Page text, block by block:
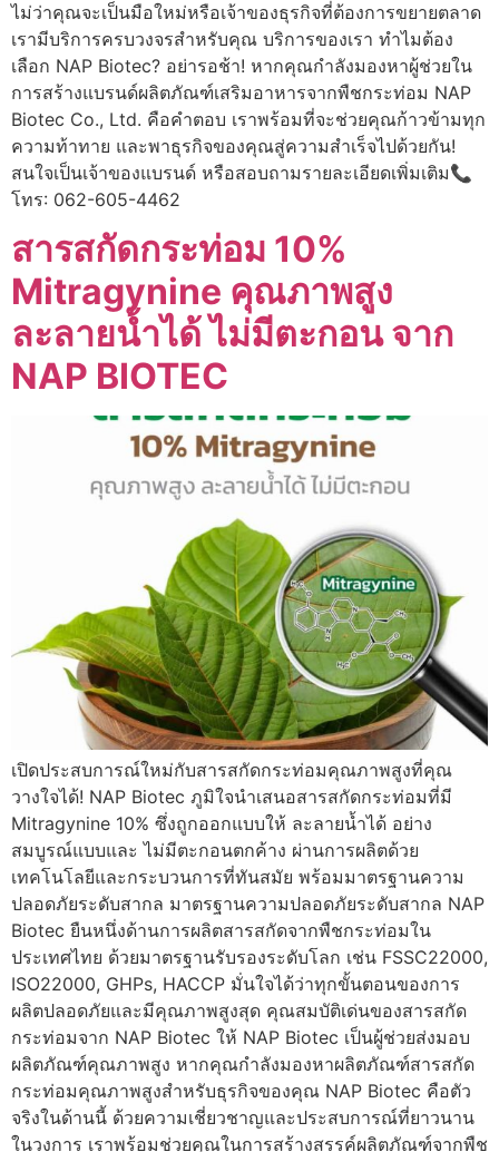
ไม่ว่าคุณจะเป็นมือใหม่หรือเจ้าของธุรกิจที่ต้องการขยายตลาด
เรามีบริการครบวงจรสำหรับคุณ บริการของเรา ทำไมต้อง
เลือก NAP Biotec? อย่ารอช้า! หากคุณกำลังมองหาผู้ช่วยใน
การสร้างแบรนด์ผลิตภัณฑ์เสริมอาหารจากพืชกระท่อม NAP
Biotec Co., Ltd. คือคำตอบ เราพร้อมที่จะช่วยคุณก้าวข้ามทุก
ความท้าทาย และพาธุรกิจของคุณสู่ความสำเร็จไปด้วยกัน!
สนใจเป็นเจ้าของแบรนด์ หรือสอบถามรายละเอียดเพิ่มเติม📞
โทร: 062-605-4462
สารสกัดกระท่อม 10%
Mitragynine คุณภาพสูง
ละลายน้ำได้ ไม่มีตะกอน จาก
NAP BIOTEC
เปิดประสบการณ์ใหม่กับสารสกัดกระท่อมคุณภาพสูงที่คุณ
วางใจได้! NAP Biotec ภูมิใจนำเสนอสารสกัดกระท่อมที่มี
Mitragynine 10% ซึ่งถูกออกแบบให้ ละลายน้ำได้ อย่าง
สมบูรณ์แบบและ ไม่มีตะกอนตกค้าง ผ่านการผลิตด้วย
เทคโนโลยีและกระบวนการที่ทันสมัย พร้อมมาตรฐานความ
ปลอดภัยระดับสากล มาตรฐานความปลอดภัยระดับสากล NAP
Biotec ยืนหนึ่งด้านการผลิตสารสกัดจากพืชกระท่อมใน
ประเทศไทย ด้วยมาตรฐานรับรองระดับโลก เช่น FSSC22000,
ISO22000, GHPs, HACCP มั่นใจได้ว่าทุกขั้นตอนของการ
ผลิตปลอดภัยและมีคุณภาพสูงสุด คุณสมบัติเด่นของสารสกัด
กระท่อมจาก NAP Biotec ให้ NAP Biotec เป็นผู้ช่วยส่งมอบ
ผลิตภัณฑ์คุณภาพสูง หากคุณกำลังมองหาผลิตภัณฑ์สารสกัด
กระท่อมคุณภาพสูงสำหรับธุรกิจของคุณ NAP Biotec คือตัว
จริงในด้านนี้ ด้วยความเชี่ยวชาญและประสบการณ์ที่ยาวนาน
ในวงการ เราพร้อมช่วยคุณในการสร้างสรรค์ผลิตภัณฑ์จากพืช